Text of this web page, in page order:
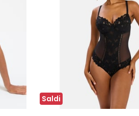
Saldi